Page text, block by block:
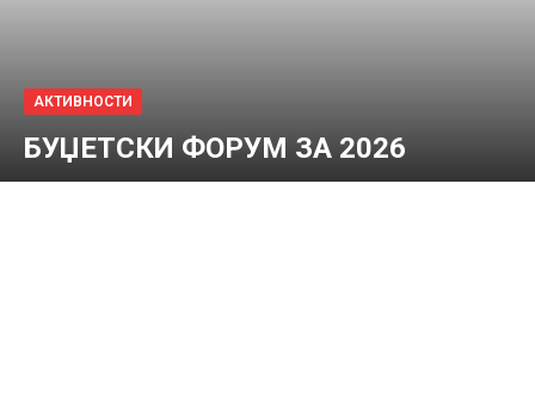
АКТИВНОСТИ
БУЏЕТСКИ ФОРУМ ЗА 2026